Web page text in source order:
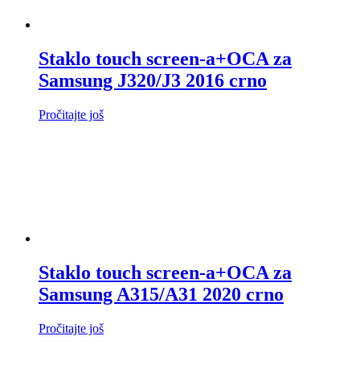
Staklo touch screen-a+OCA za
Samsung J320/J3 2016 crno
Pročitajte još
Staklo touch screen-a+OCA za
Samsung A315/A31 2020 crno
Pročitajte još